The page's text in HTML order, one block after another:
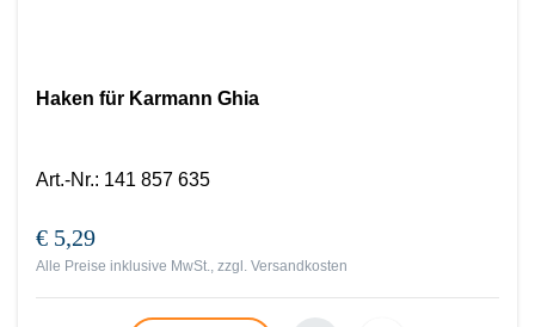
Haken für Karmann Ghia
Art.-Nr.: 141 857 635
€ 5,29
Alle Preise inklusive MwSt., zzgl. Versandkosten